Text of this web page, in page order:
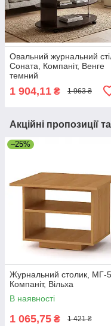
Овальний журнальний
Соната, Компаніт, Венге
темний
1 904,11 ₴ 1 963 ₴
Акційні пропозиції
–25%
Журнальний столик, МГ-5
Компаніт, Вільха
В наявності
1 065,75 ₴ 1 421 ₴